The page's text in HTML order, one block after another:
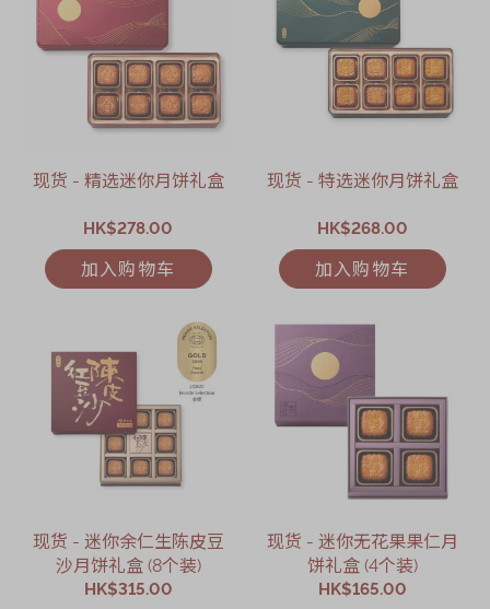
现货 - 精选迷你月饼礼盒
HK$278.00
加入购物车
现货 - 特选迷你月饼礼盒
HK$268.00
加入购物车
现货 - 迷你余仁生陈皮豆
沙月饼礼盒 (8个装)
HK$315.00
现货 - 迷你无花果果仁月
饼礼盒 (4个装)
HK$165.00